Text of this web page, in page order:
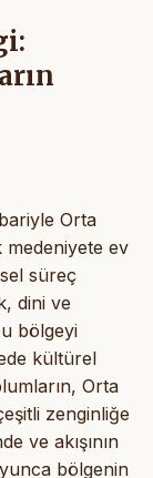
Orta
ev
süreç
dini ve
bölgeyi
kültürel
Orta
zenginliğe
ve akışının
bölgenin